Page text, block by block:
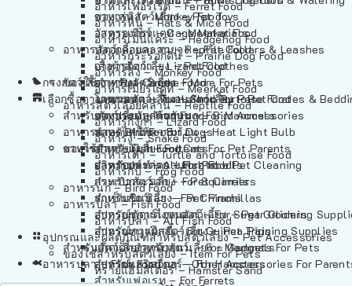
อาหารเฟอร์เร็ต – Ferret Food
อาหารหนู – Rats & Mice Food
อาหารเม่นแคระ – Hedgehog Food
อาหารกระรอกดิน – Prairie Dog Food
อาหารลิง – Monkey Food
อาหารเมียร์แคท – Meerkat Food
อาหารสัตว์เลี้อยคลาน – Reptile Food
อาหารกิ้งก่า – Lizard Food
อาหารงู – Snake Food
อาหารเต่า – Turtle and Tortoise Food
อาหารกบ – Frog Food
อาหารนก – Bird Food
อาหารปลา – Fish Food
อาหารปลา – All Fish Food
อุปกรณและผลิตภัณฑ์สำหรับสัตว์เลี้ยง – Pet Accessories
ของใช้สำหรับสัตว์เลี้ยง – Item For Pets
ทรายแฮมสเตอร์ – Hamster Sand
อาหารลิง – Monkey Food
อาหารเมียร์แคท – Meerkat Food
อาหารสัตว์เลี้อยคลาน – Reptile Food
อาหารกิ้งก่า – Lizard Food
อาหารงู – Snake Food
อาหารเต่า – Turtle and Tortoise Food
อาหารกบ – Frog Food
อาหารนก – Bird Food
อาหารปลา – Fish Food
อาหารปลา – All Fish Food
ของเล่นสัตว์เลี้ยง – Pet Toys
วัสดุรองกรง – Cage Materials
ปลอกคอและสายจูง – Pet Collars & Leashes
เสื้อผ้าสัตว์เลี้ยง – Pet Clothes
ของใช้สำหรับสัตว์เลี้ยง – More For Pets
โดมนอนและที่นอนสัตว์เลี้ยง – Pet Crates &
ของประดับสำหรับนก – Bird Accessories
หลอดไฟให้ความร้อน – Heat Light Bulb
ของใช้สำหรับผู้เลี้ยง – Items For Pet Parents
ผลิตภัณฑ์ทำความสะอาด – Pet Cleaning
กระเป๋าสัตว์เลี้ยง – Pet Carriers
รถเข็นสัตว์เลี้ยง – Pet Prams
อุปกรณ์ตัดแต่งขนสัตว์เลี้ยง – Pet Grooming
อุปกรณ์การฝึกสัตว์เลี้ยง – Pet Training Supplies
แก็ดเจ็ตสำหรับสัตว์เลี้ยง – Gadgets For Pets
อุปกรณ์เสริมอื่นๆ – Other Accessories For
กรงสัตว์เลี้ยง – Pet Cages
เลือกซื้อตามหมวดสัตว์เลี้ยง – Shop By Pet
สำหรับสัตว์เลี้ยงลูกด้วยนม – For Mammals
สำหรับสุนัข – For Dogs
สำหรับแมว – For Cats
สำหรับกระต่าย – For Rabbits
สำหรับกระรอก – For Squirrels
สำหรับชินชิล่า – For Chinchillas
สำหรับชูการ์ไกลเดอร์ – For Sugar Gliders
สำหรับหนูแกสบี้ – For Guinea Pigs
สำหรับสัตว์เลี้ยงลูกด้วยนม – For Mammals
สำหรับแฮมสเตอร์ – For Hamsters
สำหรับเฟอเรท – For Ferrets
อาหารปลา – Fish Food